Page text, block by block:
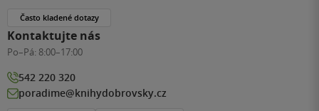
Často kladené dotazy
Kontaktujte nás
Po–Pá: 8:00–17:00
542 220 320
poradime@knihydobrovsky.cz